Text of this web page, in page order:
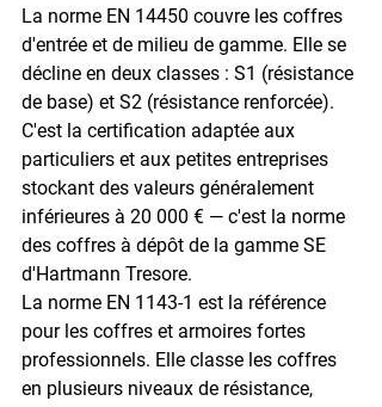
La norme EN 14450 couvre les coffres
d'entrée et de milieu de gamme. Elle se
décline en deux classes : S1 (résistance
de base) et S2 (résistance renforcée).
C'est la certification adaptée aux
particuliers et aux petites entreprises
stockant des valeurs généralement
inférieures à 20 000 € — c'est la norme
des coffres à dépôt de la gamme SE
d'Hartmann Tresore.
La norme EN 1143-1 est la référence
pour les coffres et armoires fortes
professionnels. Elle classe les coffres
en plusieurs niveaux de résistance,